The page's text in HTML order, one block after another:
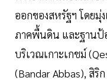
ออกของสหรัฐฯ โดยมุ่
ภาคพื้นดิน และฐานป้
บริเวณเกาะเกชม์
(Bandar Abbas), สิริ